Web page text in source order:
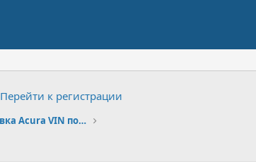
Перейти к регистрации
Хочу купить Acura (Пробивка Acura VIN по Карфакс)